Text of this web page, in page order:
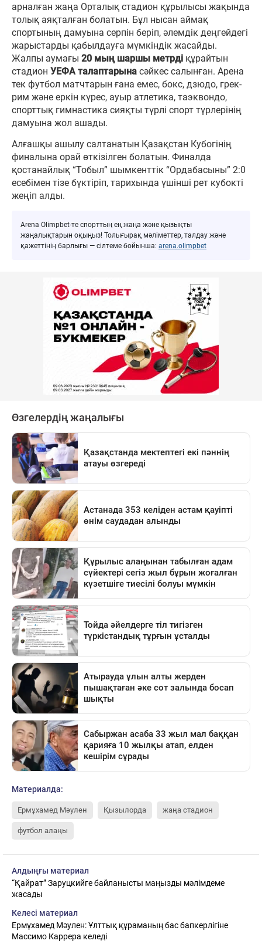
арналған жаңа Орталық стадион құрылысы жақында
толық аяқталған болатын. Бұл нысан аймақ
спортының дамуына серпін беріп, әлемдік деңгейдегі
жарыстарды қабылдауға мүмкіндік жасайды.
Жалпы аумағы 20 мың шаршы метрді құрайтын
стадион УЕФА талаптарына сәйкес салынған. Арена
тек футбол матчтарын ғана емес, бокс, дзюдо, грек-
рим және еркін күрес, ауыр атлетика, таэквондо,
спорттық гимнастика сияқты түрлі спорт түрлерінің
дамуына жол ашады.
Алғашқы ашылу салтанатын Қазақстан Кубогінің
финалына орай өткізілген болатын. Финалда
қостанайлық “Тобыл” шымкенттік “Ордабасыны” 2:0
есебімен тізе бүктіріп, тарихында үшінші рет кубокті
жеңіп алды.
Arena Olimpbet-те спорттың ең жаңа және қызықты
жаңалықтарын оқыңыз! Толығырақ мәліметтер, талдау және
қажеттінің барлығы — сілтеме бойынша: arena.olimpbet
Материалда:
Ермұхамед Мәулен Қызылорда жаңа стадион
футбол алаңы
Алдыңғы материал
“Қайрат” Заруцкийге байланысты маңызды мәлімдеме
жасады
Келесі материал
Ермұхамед Мәулен: Ұлттық құраманың бас бапкерлігіне
Массимо Каррера келеді